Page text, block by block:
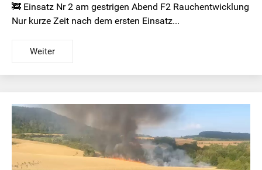
🚒 Einsatz Nr 2 am gestrigen Abend F2 Rauchentwicklung
Nur kurze Zeit nach dem ersten Einsatz...
Weiter